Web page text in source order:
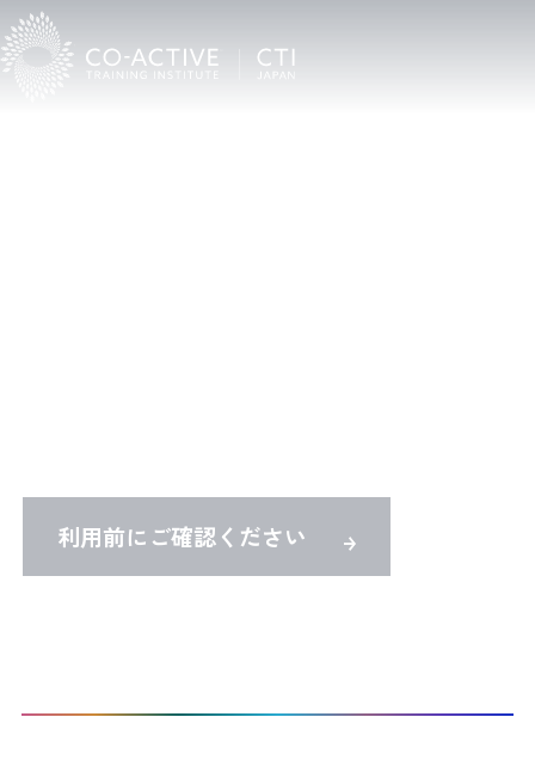
利用前にご確認ください